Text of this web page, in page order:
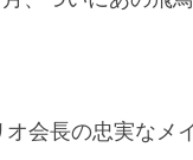
会長の忠実なメ